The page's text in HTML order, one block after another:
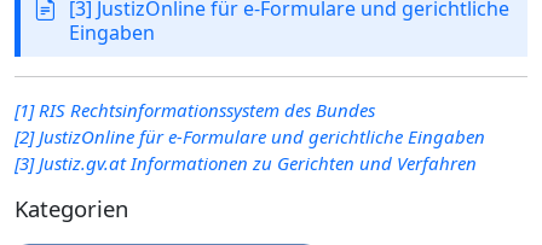
[3] JustizOnline für e-Formulare und gerichtliche
Eingaben
[1] RIS Rechtsinformationssystem des Bundes
[2] JustizOnline für e-Formulare und gerichtliche Eingaben
[3] Justiz.gv.at Informationen zu Gerichten und Verfahren
Kategorien